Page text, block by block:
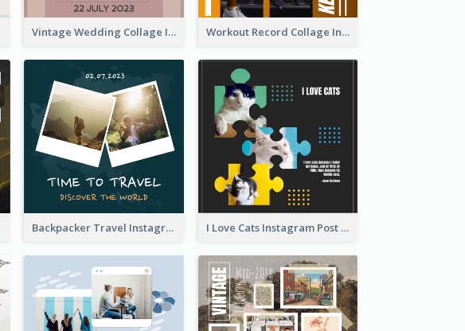
Vintage Wedding Collage Instagram Post Workout Record Collage Instagram Post
Backpacker Travel Instagram Post I Love Cats Instagram Post